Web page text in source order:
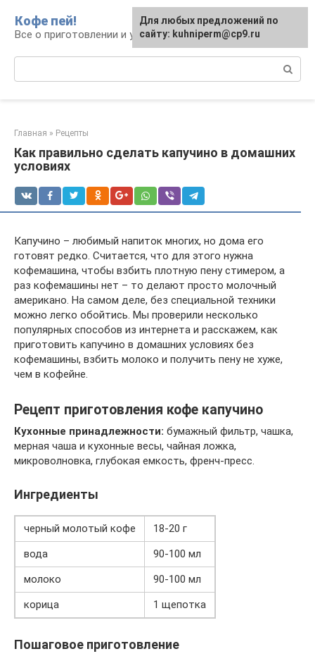
контенту
Кофе пей!
Все о приготовлении и употреблении кофе
Главная » Рецепты
Как правильно сделать капучино в домашних
условиях
Капучино – любимый напиток многих, но дома его
готовят редко. Считается, что для этого нужна
кофемашина, чтобы взбить плотную пену стимером, а
раз кофемашины нет – то делают просто молочный
американо. На самом деле, без специальной техники
можно легко обойтись. Мы проверили несколько
популярных способов из интернета и расскажем, как
приготовить капучино в домашних условиях без
кофемашины, взбить молоко и получить пену не хуже,
чем в кофейне.
Рецепт приготовления кофе капучино
Кухонные принадлежности: бумажный фильтр, чашка,
мерная чаша и кухонные весы, чайная ложка,
микроволновка, глубокая емкость, френч-пресс.
Ингредиенты
черный молотый кофе
18-20 г
вода
90-100 мл
молоко
90-100 мл
корица
1 щепотка
Пошаговое приготовление
Для любых предложений по
сайту: kuhniperm@cp9.ru